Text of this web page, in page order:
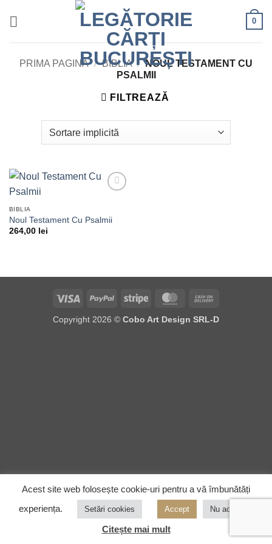
0
PRIMA PAGINĂ / BIBLIA / NOUL TESTAMENT CU
PSALMII
FILTREAZĂ
de
dorințe
BIBLIA
Noul Testament Cu Psalmii
264,00 lei
Visa PayPal Stripe MasterCard
Delivery
Copyright 2026 © Cobo Art Design SRL-D
Acest site web folosește cookie-uri pentru a vă îmbunătăți
experiența.
Setări cookies Accept Nu accept
Citește mai mult